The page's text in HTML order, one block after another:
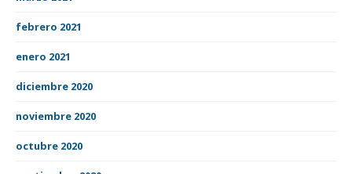
febrero 2021
enero 2021
diciembre 2020
noviembre 2020
octubre 2020